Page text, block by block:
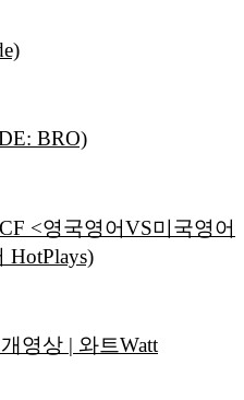
BRO)
<영국영어VS미국영어
HotPlays)
영상 | 와트Watt